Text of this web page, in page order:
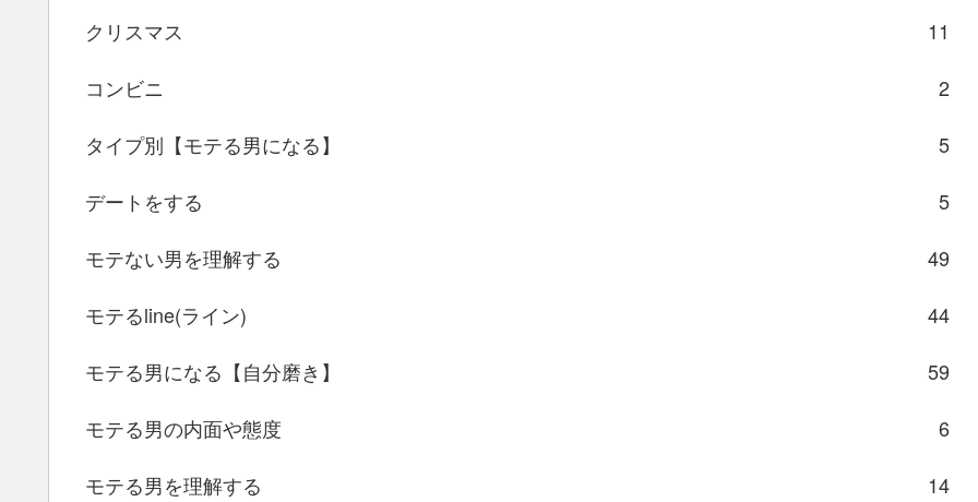
クリスマス
11
コンビニ
2
タイプ別【モテる男になる】
5
デートをする
5
モテない男を理解する
49
モテるline(ライン)
44
モテる男になる【自分磨き】
59
モテる男の内面や態度
6
モテる男を理解する
14